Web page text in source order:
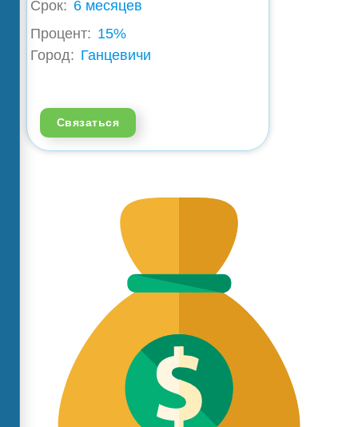
Срок: 6 месяцев
Процент: 15%
Город: Ганцевичи
Связаться